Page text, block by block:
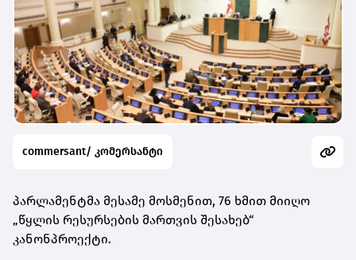
commersant/ კომერსანტი
პარლამენტმა მესამე მოსმენით, 76 ხმით მიიღო
„წყლის რესურსების მართვის შესახებ“
კანონპროექტი.